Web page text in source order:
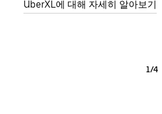
UberXL에 대해 자세히 알아보기
1/4